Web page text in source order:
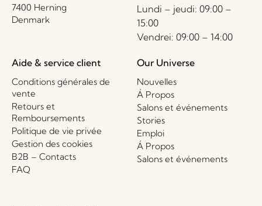
7400 Herning
Denmark
Lundi – jeudi: 09:00 –
15:00
Vendrei: 09:00 – 14:00
Aide & service client
Conditions générales de
vente
Retours et
Remboursements
Politique de vie privée
Gestion des cookies
B2B – Contacts
FAQ
Our Universe
Nouvelles
Á Propos
Salons et événements
Stories
Emploi
Á Propos
Salons et événements